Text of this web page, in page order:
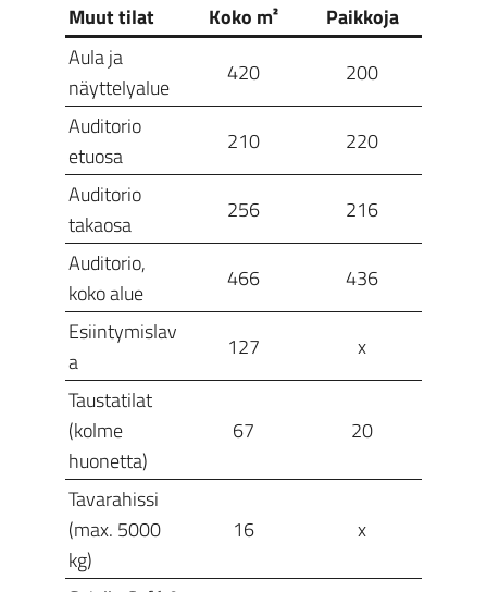
Muut tilat Koko m² Paikkoja
Aula ja
näyttelyalue
420 200
Auditorio
etuosa
210 220
Auditorio
takaosa
256 216
Auditorio,
koko alue
466 436
Esiintymislav
a
127 x
Taustatilat
(kolme
huonetta)
67 20
Tavarahissi
(max. 5000
kg)
16 x